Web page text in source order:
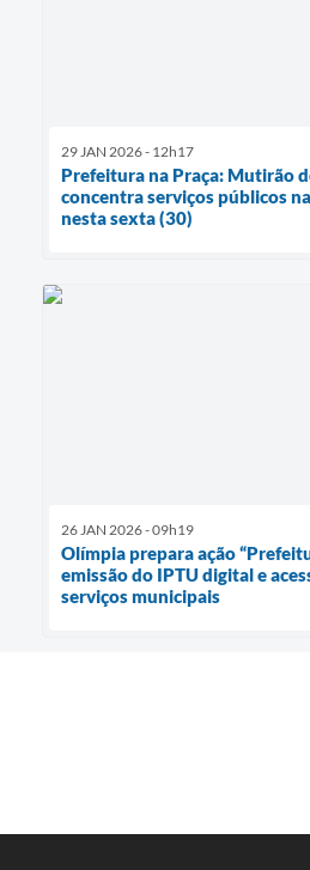
29 JAN 2026 - 12h17
Prefeitura na Praça: Mutirão
concentra serviços públicos
nesta sexta (30)
26 JAN 2026 - 09h19
Olímpia prepara ação
emissão do IPTU digital e
serviços municipais